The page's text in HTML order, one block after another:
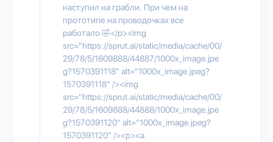
наступил на грабли. При чем на
прототипе на проводочках все
работало 🤣</p><img
src="https://sprut.ai/static/media/cache/00/
29/78/5/1609888/44887/1000x_image.jpe
g?1570391118" alt="1000x_image.jpeg?
1570391118" /><img
src="https://sprut.ai/static/media/cache/00/
29/78/5/1609888/44888/1000x_image.jpe
g?1570391120" alt="1000x_image.jpeg?
1570391120" /><p><a